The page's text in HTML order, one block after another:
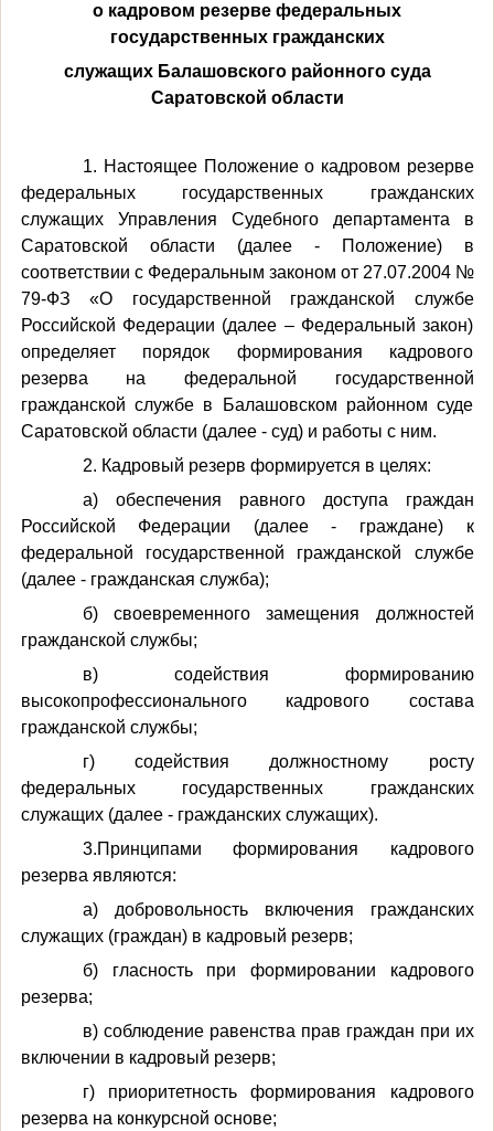
о кадровом резерве федеральных
государственных гражданских
служащих Балашовского районного суда
Саратовской области
1. Настоящее Положение о кадровом резерве
федеральных государственных гражданских
служащих Управления Судебного департамента в
Саратовской области (далее - Положение) в
соответствии с Федеральным законом от 27.07.2004 №
79-ФЗ «О государственной гражданской службе
Российской Федерации (далее – Федеральный закон)
определяет порядок формирования кадрового
резерва на федеральной государственной
гражданской службе в Балашовском районном суде
Саратовской области (далее - суд) и работы с ним.
2. Кадровый резерв формируется в целях:
а) обеспечения равного доступа граждан
Российской Федерации (далее - граждане) к
федеральной государственной гражданской службе
(далее - гражданская служба);
б) своевременного замещения должностей
гражданской службы;
в) содействия формированию
высокопрофессионального кадрового состава
гражданской службы;
г) содействия должностному росту
федеральных государственных гражданских
служащих (далее - гражданских служащих).
3.Принципами формирования кадрового
резерва являются:
а) добровольность включения гражданских
служащих (граждан) в кадровый резерв;
б) гласность при формировании кадрового
резерва;
в) соблюдение равенства прав граждан при их
включении в кадровый резерв;
г) приоритетность формирования кадрового
резерва на конкурсной основе;